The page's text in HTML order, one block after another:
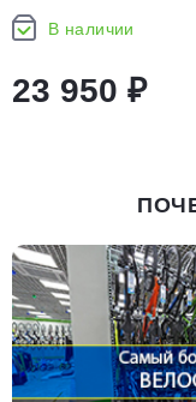
В наличии
23 950 ₽